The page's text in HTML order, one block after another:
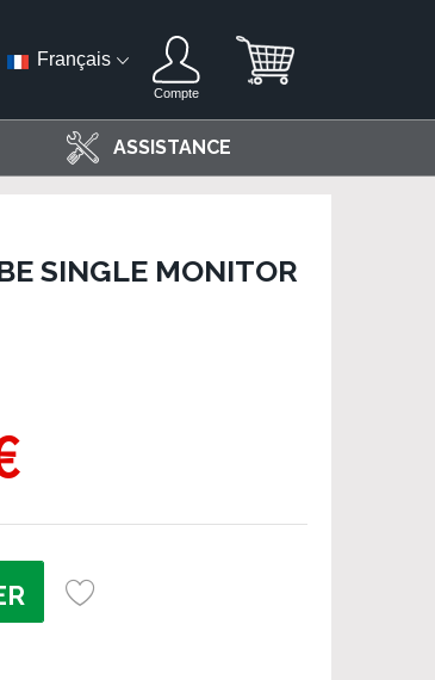
Français
Compte
ASSISTANCE
SINGLE MONITOR